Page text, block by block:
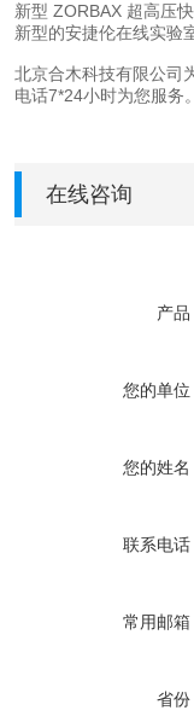
新型 ZORBAX 超高压
新型的安捷伦在线实验
北京合木科技有限公司
电话7*24小时为您服务
在线咨询
产品
您的单位
您的姓名
联系电话
常用邮箱
省份